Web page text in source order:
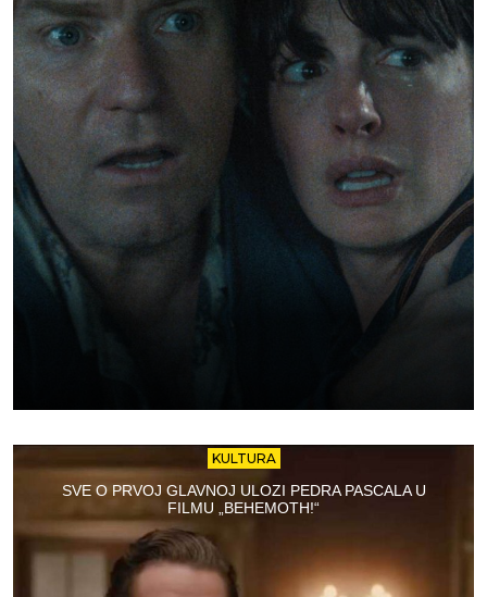
KULTURA
SVE O PRVOJ GLAVNOJ ULOZI PEDRA PASCALA U
FILMU „BEHEMOTH!“